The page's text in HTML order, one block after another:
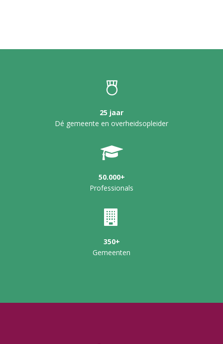
25 jaar
Dé gemeente en overheidsopleider
50.000+
Professionals
350+
Gemeenten